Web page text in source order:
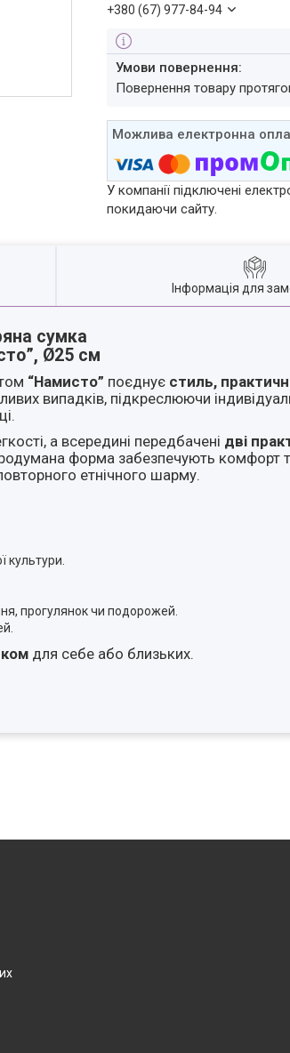
+380 (67) 977-84-94
повернення товару
У компанії підключені
покидаючи сайту.
Інформація для
сумка
Ø25 см
“Намисто” поєднує стиль,
випадків, підкреслюючи
а всередині передбачені дві
форма забезпечують комфорт
етнічного шарму.
культури.
прогулянок чи подорожей.
для себе або близьких.